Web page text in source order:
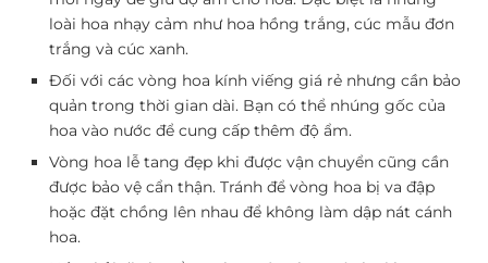
loài hoa nhạy cảm như hoa hồng trắng, cúc mẫu đơn
trắng và cúc xanh.
Đối với các vòng hoa kính viếng giá rẻ nhưng cần bảo
quản trong thời gian dài. Bạn có thể nhúng gốc của
hoa vào nước để cung cấp thêm độ ẩm.
Vòng hoa lễ tang đẹp khi được vận chuyển cũng cần
được bảo vệ cẩn thận. Tránh để vòng hoa bị va đập
hoặc đặt chồng lên nhau để không làm dập nát cánh
hoa.